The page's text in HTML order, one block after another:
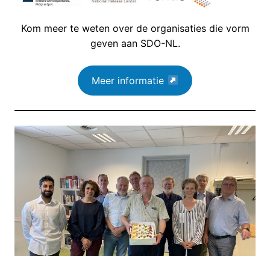
Kom meer te weten over de organisaties die vorm
geven aan SDO-NL.
Meer informatie